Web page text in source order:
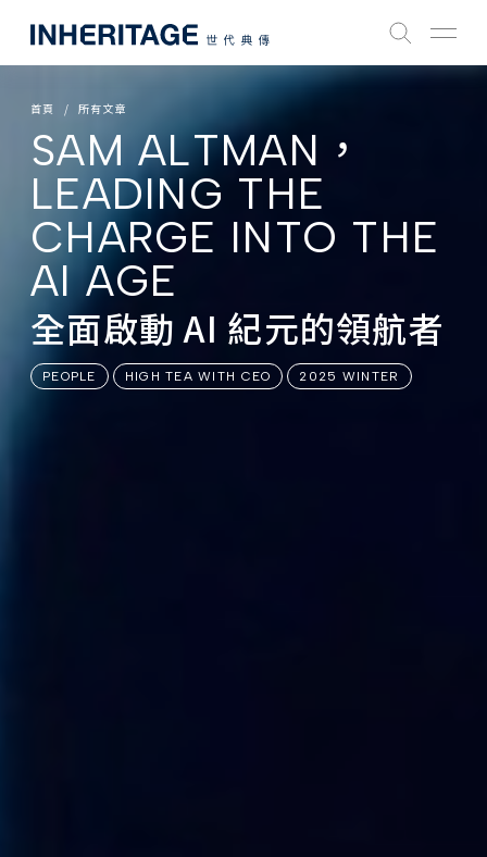
首頁 所有文章
SAM ALTMAN，
LEADING THE
CHARGE INTO THE
AI AGE
全面啟動 AI 紀元的領航者
PEOPLE HIGH TEA WITH CEO 2025 WINTER